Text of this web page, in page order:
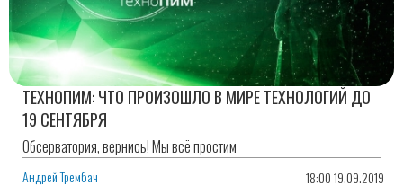
ТЕХНОПИМ: ЧТО ПРОИЗОШЛО В МИРЕ ТЕХНОЛОГИЙ ДО
19 СЕНТЯБРЯ
Обсерватория, вернись! Мы всё простим
Андрей Трембач 18:00 19.09.2019